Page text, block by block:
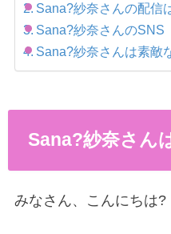
Sana?紗奈さんの配信
Sana?紗奈さんのSNS
Sana?紗奈さんは素敵
Sana?紗奈さん
みなさん、こんにちは?